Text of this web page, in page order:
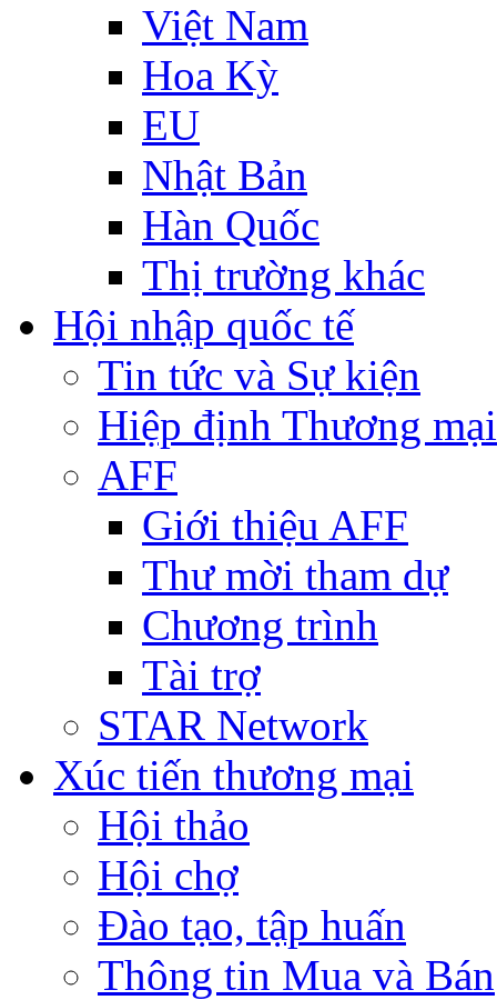
Việt Nam
Hoa Kỳ
EU
Nhật Bản
Hàn Quốc
Thị trường khác
Hội nhập quốc tế
Tin tức và Sự kiện
Hiệp định Thương
AFF
Giới thiệu AFF
Thư mời tham dự
Chương trình
Tài trợ
STAR Network
Xúc tiến thương mại
Hội thảo
Hội chợ
Đào tạo, tập huấn
Thông tin Mua và Bán